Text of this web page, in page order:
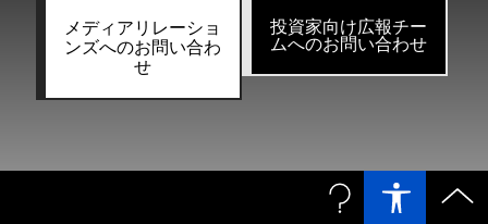
メディアリレーショ
ンズへのお問い合わ
せ
投資家向け広報チー
ムへのお問い合わせ